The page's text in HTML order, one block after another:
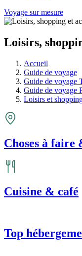
Voyage sur mesure
Loisirs,
Accueil
Guide de voyage
Guide de voyage
Guide de voyage
Loisirs et
Choses à faire
Cuisine & café
Top